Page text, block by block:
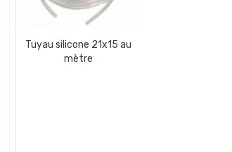
Tuyau silicone 21x15 au
mètre